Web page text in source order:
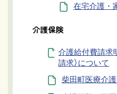
在宅介護・
介護保険
介護給付費請求
請求）について
柴田町医療介